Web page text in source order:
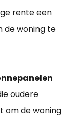
rente een
de woning te
oudere
om de woning